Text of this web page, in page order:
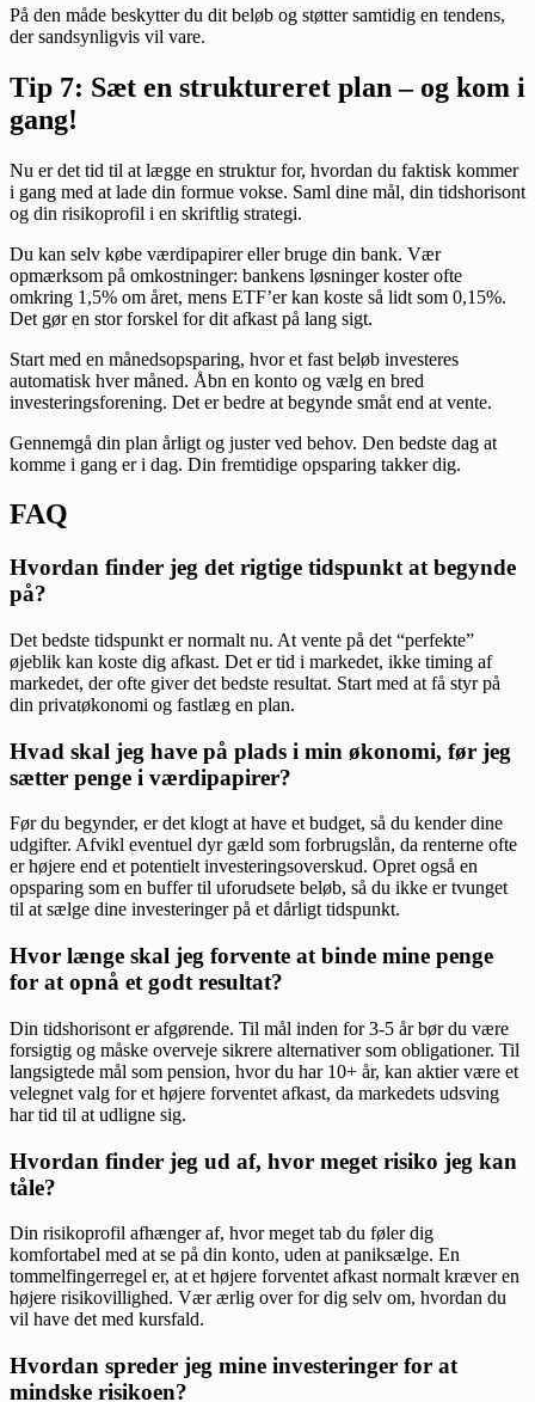
På den måde beskytter du dit beløb og støtter samtidig en tendens,
der sandsynligvis vil vare.
Tip 7: Sæt en struktureret plan – og kom i
gang!
Nu er det tid til at lægge en struktur for, hvordan du faktisk kommer
i gang med at lade din formue vokse. Saml dine mål, din tidshorisont
og din risikoprofil i en skriftlig strategi.
Du kan selv købe værdipapirer eller bruge din bank. Vær
opmærksom på omkostninger: bankens løsninger koster ofte
omkring 1,5% om året, mens ETF’er kan koste så lidt som 0,15%.
Det gør en stor forskel for dit afkast på lang sigt.
Start med en månedsopsparing, hvor et fast beløb investeres
automatisk hver måned. Åbn en konto og vælg en bred
investeringsforening. Det er bedre at begynde småt end at vente.
Gennemgå din plan årligt og juster ved behov. Den bedste dag at
komme i gang er i dag. Din fremtidige opsparing takker dig.
FAQ
Hvordan finder jeg det rigtige tidspunkt at begynde
på?
Det bedste tidspunkt er normalt nu. At vente på det “perfekte”
øjeblik kan koste dig afkast. Det er tid i markedet, ikke timing af
markedet, der ofte giver det bedste resultat. Start med at få styr på
din privatøkonomi og fastlæg en plan.
Hvad skal jeg have på plads i min økonomi, før jeg
sætter penge i værdipapirer?
Før du begynder, er det klogt at have et budget, så du kender dine
udgifter. Afvikl eventuel dyr gæld som forbrugslån, da renterne ofte
er højere end et potentielt investeringsoverskud. Opret også en
opsparing som en buffer til uforudsete beløb, så du ikke er tvunget
til at sælge dine investeringer på et dårligt tidspunkt.
Hvor længe skal jeg forvente at binde mine penge
for at opnå et godt resultat?
Din tidshorisont er afgørende. Til mål inden for 3-5 år bør du være
forsigtig og måske overveje sikrere alternativer som obligationer. Til
langsigtede mål som pension, hvor du har 10+ år, kan aktier være et
velegnet valg for et højere forventet afkast, da markedets udsving
har tid til at udligne sig.
Hvordan finder jeg ud af, hvor meget risiko jeg kan
tåle?
Din risikoprofil afhænger af, hvor meget tab du føler dig
komfortabel med at se på din konto, uden at paniksælge. En
tommelfingerregel er, at et højere forventet afkast normalt kræver en
højere risikovillighed. Vær ærlig over for dig selv om, hvordan du
vil have det med kursfald.
Hvordan spreder jeg mine investeringer for at
mindske risikoen?